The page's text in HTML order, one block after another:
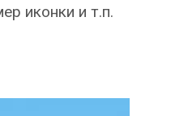
иконки и т.п.